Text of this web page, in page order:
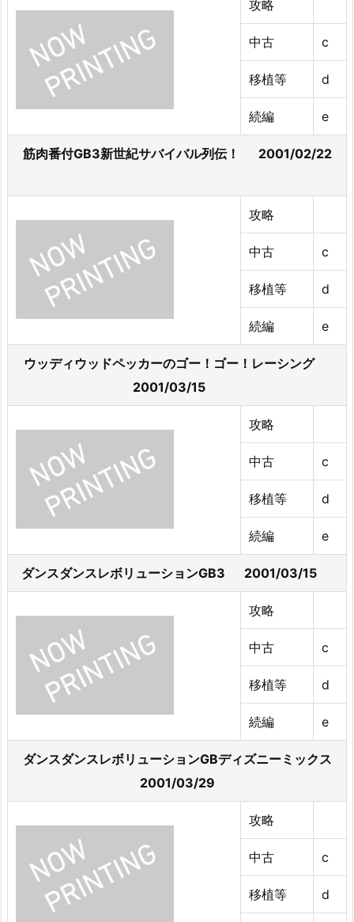
攻略
中古 c
移植等 d
続編 e
筋肉番付GB3新世紀サバイバル列伝！ 2001/02/22
攻略
中古 c
移植等 d
続編 e
ウッディウッドペッカーのゴー！ゴー！レーシング
2001/03/15
攻略
中古 c
移植等 d
続編 e
ダンスダンスレボリューションGB3 2001/03/15
攻略
中古 c
移植等 d
続編 e
ダンスダンスレボリューションGBディズニーミックス
2001/03/29
攻略
中古 c
移植等 d